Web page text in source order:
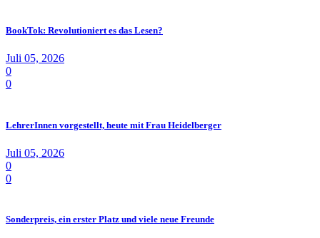
BookTok: Revolutioniert es das Lesen?
Juli 05, 2026
0
0
LehrerInnen vorgestellt, heute mit Frau Heidelberger
Juli 05, 2026
0
0
Sonderpreis, ein erster Platz und viele neue Freunde